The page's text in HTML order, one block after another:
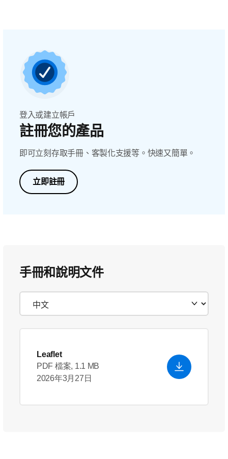
登入或建立帳戶
註冊您的產品
即可立刻存取手冊、客製化支援等。快速又簡單。
立即註冊
手冊和說明文件
Leaflet
PDF 檔案, 1.1 MB
2026年3月27日